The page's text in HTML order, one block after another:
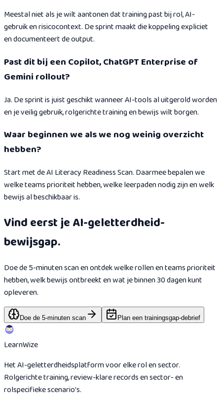
Meestal niet als je wilt aantonen dat training past bij rol, AI-
gebruik en risicocontext. De sprint maakt die koppeling expliciet
en documenteert de output.
Past dit bij een Copilot, ChatGPT Enterprise of
Gemini rollout?
Ja. De sprint is juist geschikt wanneer AI-tools al uitgerold worden
en je veilig gebruik, rolgerichte training en bewijs wilt borgen.
Waar beginnen we als we nog weinig overzicht
hebben?
Start met de AI Literacy Readiness Scan. Daarmee bepalen we
welke teams prioriteit hebben, welke leerpaden nodig zijn en welk
bewijs al beschikbaar is.
Vind eerst je AI-geletterdheid-
bewijsgap.
Doe de 5-minuten scan en ontdek welke rollen en teams prioriteit
hebben, welk bewijs ontbreekt en wat je binnen 30 dagen kunt
opleveren.
Doe de 5-minuten scan Plan een trainingsgap-debrief
LearnWize
Het AI-geletterdheidsplatform voor elke rol en sector.
Rolgerichte training, review-klare records en sector- en
rolspecifieke scenario's.